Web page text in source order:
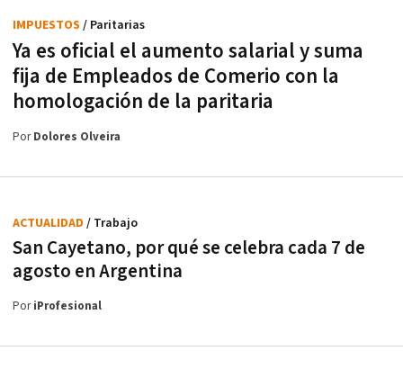
Ya es oficial el aumento salarial y suma
fija de Empleados de Comerio con la
homologación de la paritaria
IMPUESTOS / Paritarias
PorDolores Olveira
San Cayetano, por qué se celebra cada 7 de
agosto en Argentina
ACTUALIDAD / Trabajo
PoriProfesional